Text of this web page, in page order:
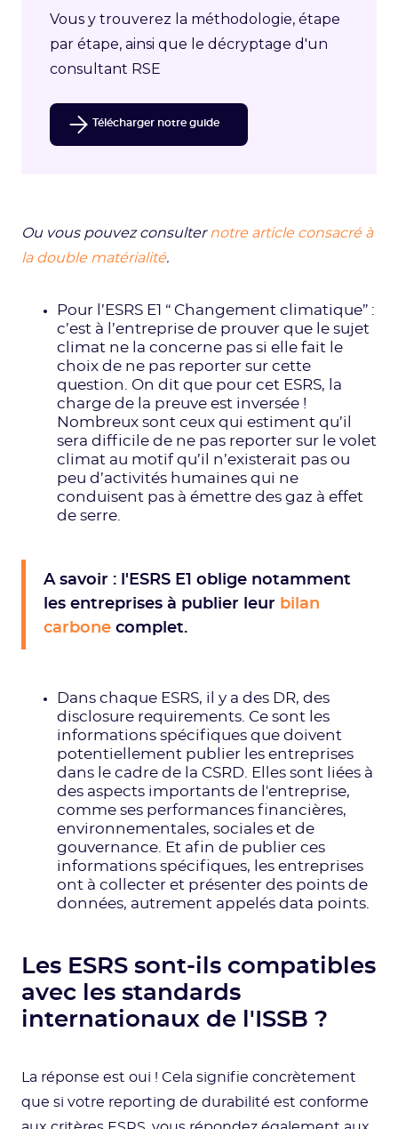
Vous y trouverez la méthodologie, étape
par étape, ainsi que le décryptage d'un
consultant RSE
Télécharger notre guide
Ou vous pouvez consulter notre article consacré à
la double matérialité.
Pour l’ESRS E1 “ Changement climatique” :
c’est à l’entreprise de prouver que le sujet
climat ne la concerne pas si elle fait le
choix de ne pas reporter sur cette
question. On dit que pour cet ESRS, la
charge de la preuve est inversée !
Nombreux sont ceux qui estiment qu’il
sera difficile de ne pas reporter sur le volet
climat au motif qu’il n’existerait pas ou
peu d’activités humaines qui ne
conduisent pas à émettre des gaz à effet
de serre.
A savoir : l'ESRS E1 oblige notamment
les entreprises à publier leur bilan
carbone complet.
Dans chaque ESRS, il y a des DR, des
disclosure requirements. Ce sont les
informations spécifiques que doivent
potentiellement publier les entreprises
dans le cadre de la CSRD. Elles sont liées à
des aspects importants de l'entreprise,
comme ses performances financières,
environnementales, sociales et de
gouvernance. Et afin de publier ces
informations spécifiques, les entreprises
ont à collecter et présenter des points de
données, autrement appelés data points.
Les ESRS sont-ils compatibles
avec les standards
internationaux de l'ISSB ?
La réponse est oui ! Cela signifie concrètement
que si votre reporting de durabilité est conforme